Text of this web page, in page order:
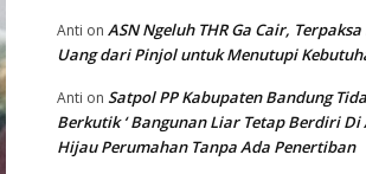
Anti on ASN Ngeluh THR Ga Cair,
Uang dari Pinjol untuk Menutupi
Anti on Satpol PP Kabupaten Bandung
Berkutik ‘ Bangunan Liar Tetap Berdiri Di
Hijau Perumahan Tanpa Ada Penertiban